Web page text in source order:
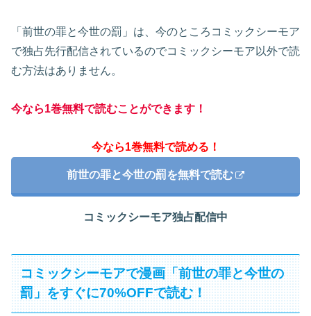
「前世の罪と今世の罰」は、今のところコミックシーモア
で独占先行配信されているのでコミックシーモア以外で読
む方法はありません。
今なら1巻無料で読むことができます！
今なら1巻無料で読める！
前世の罪と今世の罰を無料で読む
コミックシーモア独占配信中
コミックシーモアで漫画「前世の罪と今世の
罰」をすぐに70%OFFで読む！